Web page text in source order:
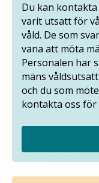
Du kan
varit utsatt för
våld. De som
vana att möta
Personalen har
mäns
och du som
kontakta oss för